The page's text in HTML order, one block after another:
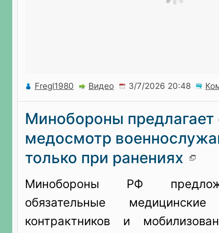
Fregl1980 Видео
Минобороны предлагает
медосмотр
только при ранениях
Минобороны РФ
обязательные
контрактников и